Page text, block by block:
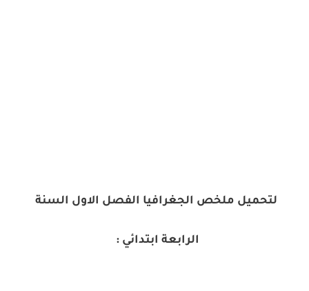
لتحميل ملخص الجغرافيا الفصل الاول السنة
الرابعة ابتدائي :